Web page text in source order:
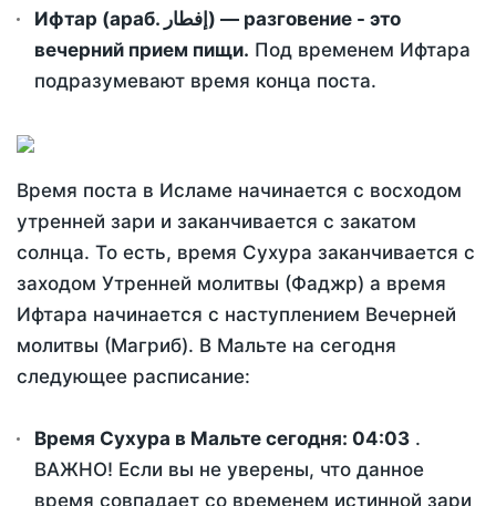
Ифтар (араб. إفطار) — разговение - это
вечерний прием пищи. Под временем Ифтара
подразумевают время конца поста.
Время поста в Исламе начинается с восходом
утренней зари и заканчивается с закатом
солнца. То есть, время Сухура заканчивается с
заходом Утренней молитвы (Фаджр) а время
Ифтара начинается с наступлением Вечерней
молитвы (Магриб). В Мальте на сегодня
следующее расписание:
Время Сухура в Мальте сегодня: 04:03 .
ВАЖНО! Если вы не уверены, что данное
время совпадает со временем истинной зари